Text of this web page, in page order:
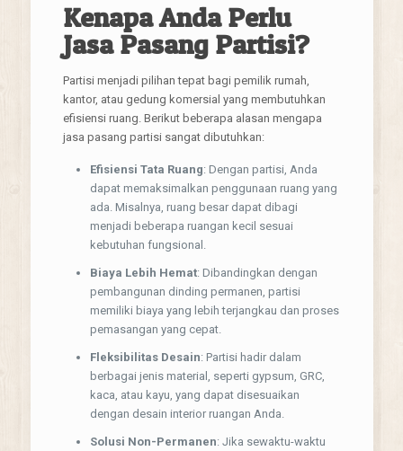
Kenapa Anda Perlu
Jasa Pasang Partisi?
Partisi menjadi pilihan tepat bagi pemilik rumah,
kantor, atau gedung komersial yang membutuhkan
efisiensi ruang. Berikut beberapa alasan mengapa
jasa pasang partisi sangat dibutuhkan:
Efisiensi Tata Ruang: Dengan partisi, Anda
dapat memaksimalkan penggunaan ruang yang
ada. Misalnya, ruang besar dapat dibagi
menjadi beberapa ruangan kecil sesuai
kebutuhan fungsional.
Biaya Lebih Hemat: Dibandingkan dengan
pembangunan dinding permanen, partisi
memiliki biaya yang lebih terjangkau dan proses
pemasangan yang cepat.
Fleksibilitas Desain: Partisi hadir dalam
berbagai jenis material, seperti gypsum, GRC,
kaca, atau kayu, yang dapat disesuaikan
dengan desain interior ruangan Anda.
Solusi Non-Permanen: Jika sewaktu-waktu